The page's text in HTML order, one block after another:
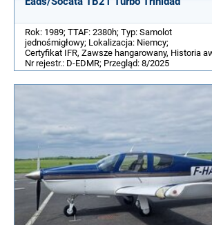
Rok: 1989; TTAF: 2380h; Typ: Samolot
jednośmigłowy; Lokalizacja: Niemcy;
Certyfikat IFR, Zawsze hangarowany, Historia
Nr rejestr.: D-EDMR; Przegląd: 8/2025